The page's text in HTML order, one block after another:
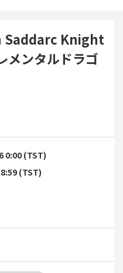
Saddarc Knight
メンタルドラゴ
0:00 (TST)
(TST)